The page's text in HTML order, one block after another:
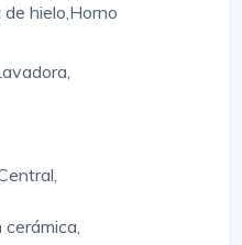
hielo,Horno
cerámica,